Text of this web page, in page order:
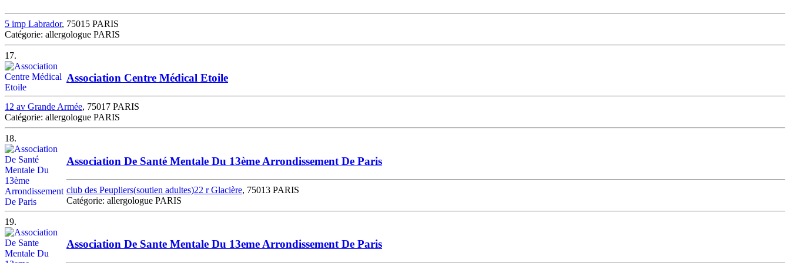
5 imp Labrador, 75015 PARIS
Catégorie: allergologue PARIS
17.
Association Centre Médical Etoile
12 av Grande Armée, 75017 PARIS
Catégorie: allergologue PARIS
18.
Association De Santé Mentale Du 13ème Arrondissement De Paris
club des Peupliers(soutien adultes)22 r Glacière, 75013 PARIS
Catégorie: allergologue PARIS
19.
Association De Sante Mentale Du 13eme Arrondissement De Paris